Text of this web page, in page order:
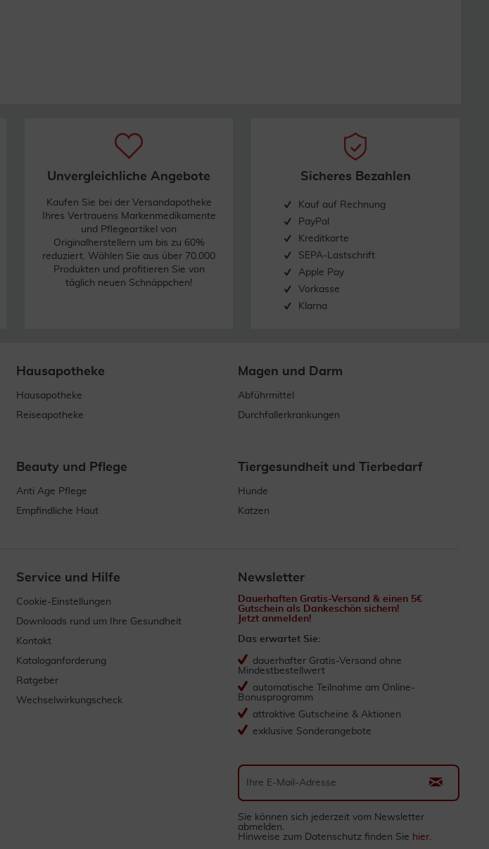
Unvergleichliche Angebote
Kaufen Sie bei der Versandapotheke
Ihres Vertrauens Markenmedikamente
und Pflegeartikel von
Originalherstellern um bis zu 60%
reduziert. Wählen Sie aus über 70.000
Produkten und profitieren Sie von
täglich neuen Schnäppchen!
Sicheres Bezahlen
Kauf auf Rechnung
PayPal
Kreditkarte
SEPA-Lastschrift
Apple Pay
Vorkasse
Klarna
Hausapotheke
Hausapotheke
Reiseapotheke
Magen und Darm
Abführmittel
Durchfallerkrankungen
Beauty und Pflege
Anti Age Pflege
Empfindliche Haut
Tiergesundheit und Tierbedarf
Hunde
Katzen
Service und Hilfe
Cookie-Einstellungen
Downloads rund um Ihre Gesundheit
Kontakt
Kataloganforderung
Ratgeber
Wechselwirkungscheck
Newsletter
Dauerhaften Gratis-Versand & einen 5€
Gutschein als Dankeschön sichern!
Jetzt anmelden!
Das erwartet Sie:
dauerhafter Gratis-Versand ohne
Mindestbestellwert
automatische Teilnahme am Online-
Bonusprogramm
attraktive Gutscheine & Aktionen
exklusive Sonderangebote
Sie können sich jederzeit vom Newsletter
abmelden.
Hinweise zum Datenschutz finden Sie hier.